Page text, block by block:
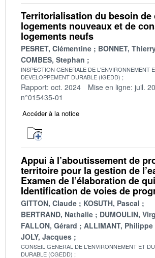
Territorialisation du besoin de
logements nouveaux et de
logements neufs
PESRET, Clémentine
BONNET,
COMBES, Stephan
INSPECTION GENERALE DE L'ENVIRONNEMENT
DEVELOPPEMENT DURABLE (IGEDD)
Rapport: oct. 2024 Mise en ligne: juil.
n°015435-01
Accéder à la notice
Appui à l’aboutissement de
territoire pour la gestion de
Examen de l’élaboration de
Identification de voies de
GITTON, Claude
KOSUTH, Pascal
BERTRAND, Nathalie
DUMOULIN,
FALLON, Gérard
ALLIMANT, Philippe
JOLY, Jacques
CONSEIL GENERAL DE L'ENVIRONNEMENT ET
DURABLE (CGEDD)